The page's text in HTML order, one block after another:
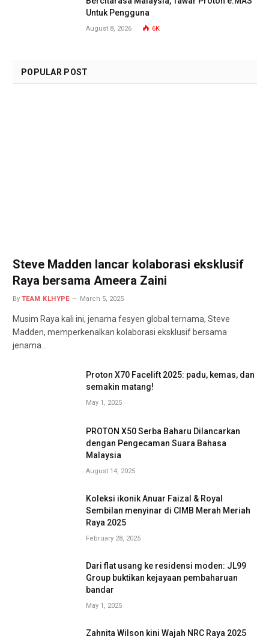
Untuk Pengguna
August 8, 2026 6K
POPULAR POST
Steve Madden lancar kolaborasi eksklusif
Raya bersama Ameera Zaini
By TEAM KLHYPE March 5, 2025
Musim Raya kali ini, jenama fesyen global ternama, Steve
Madden, memperkenalkan kolaborasi eksklusif bersama
jenama…
Proton X70 Facelift 2025: padu, kemas, dan
semakin matang!
May 1, 2025
PROTON X50 Serba Baharu Dilancarkan
dengan Pengecaman Suara Bahasa
Malaysia
August 14, 2025
Koleksi ikonik Anuar Faizal & Royal
Sembilan menyinar di CIMB Merah Meriah
Raya 2025
February 28, 2025
Dari flat usang ke residensi moden: JL99
Group buktikan kejayaan pembaharuan
bandar
May 1, 2025
Zahnita Wilson kini Wajah NRC Raya 2025